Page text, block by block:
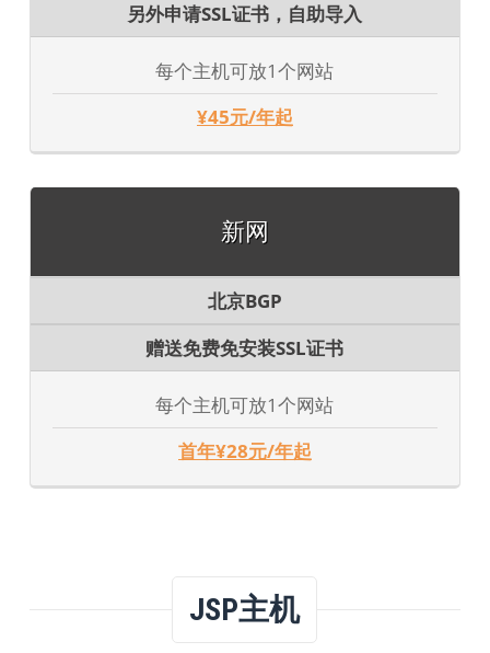
另外申请SSL证书，自助导入
每个主机可放1个网站
¥45元/年起
新网
北京BGP
赠送免费免安装SSL证书
每个主机可放1个网站
首年¥28元/年起
JSP主机